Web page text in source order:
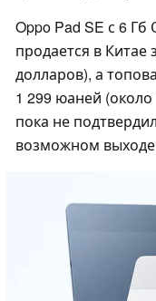
Oppo Pad SE с 6
продается в Китае
долларов), а
1 299 юаней
пока не
возможном